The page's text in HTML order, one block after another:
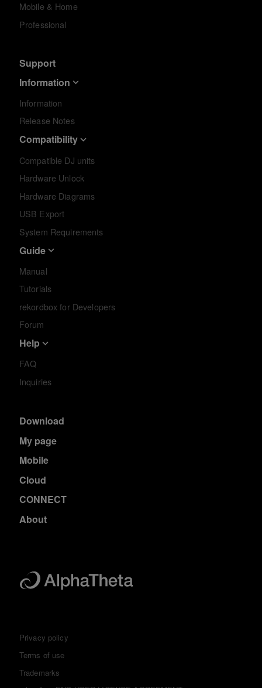
Mobile & Home
Professional
Support
Information
Information
Release Notes
Compatibility
Compatible DJ units
Hardware Unlock
Hardware Diagrams
USB Export
System Requirements
Guide
Manual
Tutorials
rekordbox for Developers
Forum
Help
FAQ
Inquiries
Download
My page
Mobile
Cloud
CONNECT
About
Privacy policy
Terms of use
Trademarks